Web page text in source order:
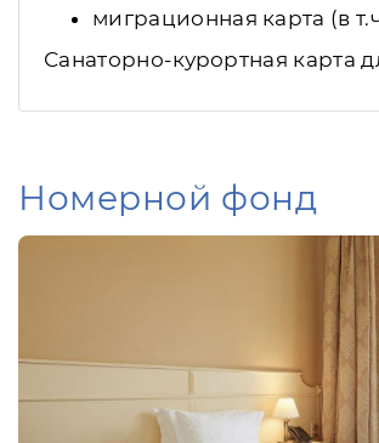
миграционная карта (в
Санаторно-курортная карта
Номерной фонд